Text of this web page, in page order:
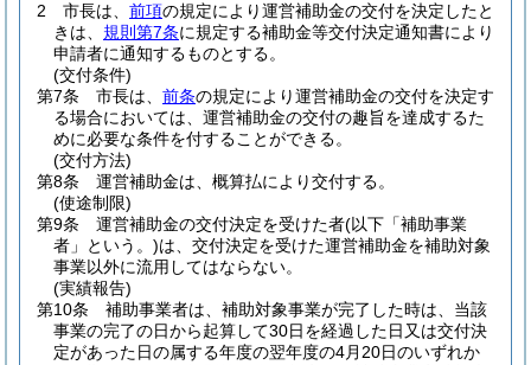
2
市長は、 前項の規定により運営補助金の交付を決定したと
きは、 規則第7条に規定する補助金等交付決定通知書により
申請者に通知するものとする。
(交付条件)
第7条
市長は、 前条の規定により運営補助金の交付を決定す
る場合においては、運営補助金の交付の趣旨を達成するた
めに必要な条件を付することができる。
(交付方法)
第8条
運営補助金は、概算払により交付する。
(使途制限)
第9条
運営補助金の交付決定を受けた者(以下「補助事業
者」という。)は、交付決定を受けた運営補助金を補助対象
事業以外に流用してはならない。
(実績報告)
第10条
補助事業者は、補助対象事業が完了した時は、当該
事業の完了の日から起算して30日を経過した日又は交付決
定があった日の属する年度の翌年度の4月20日のいずれか